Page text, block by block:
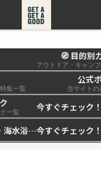
get a get a good
🧭 目的別
集一覧
公式
当サイト
一覧
今すぐチェック！水遊び・海水浴の快適化計画｜浮き輪・服装・日陰・安全対策を総まとめ🏖️🌊✨